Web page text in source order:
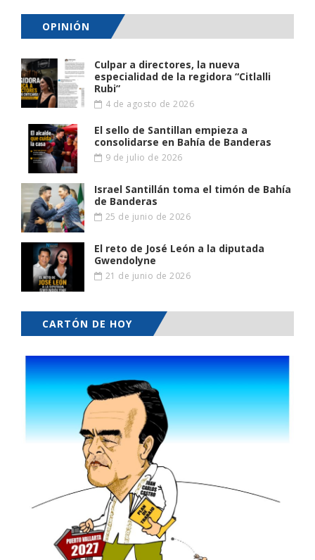
OPINIÓN
Culpar a directores, la nueva
especialidad de la regidora “Citlalli
Rubi”
4 de agosto de 2026
El sello de Santillan empieza a
consolidarse en Bahía de Banderas
9 de julio de 2026
Israel Santillán toma el timón de Bahía
de Banderas
25 de junio de 2026
El reto de José León a la diputada
Gwendolyne
21 de junio de 2026
CARTÓN DE HOY